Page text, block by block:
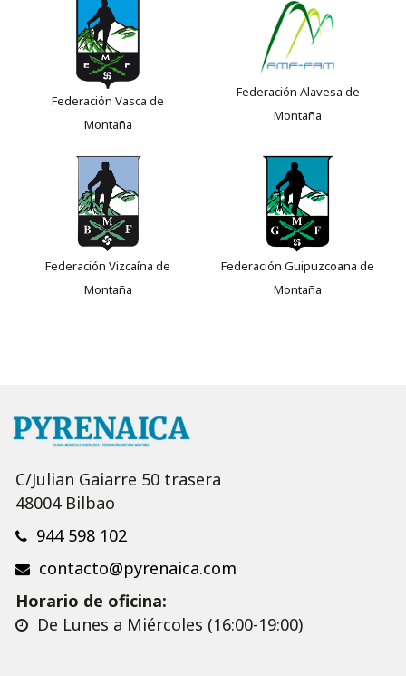
Federación Vasca de
Montaña
Federación Alavesa de
Montaña
Federación Vizcaína de
Montaña
Federación Guipuzcoana de
Montaña
C/Julian Gaiarre 50 trasera
48004 Bilbao
944 598 102
contacto@pyrenaica.com
Horario de oficina:
De Lunes a Miércoles (16:00-19:00)